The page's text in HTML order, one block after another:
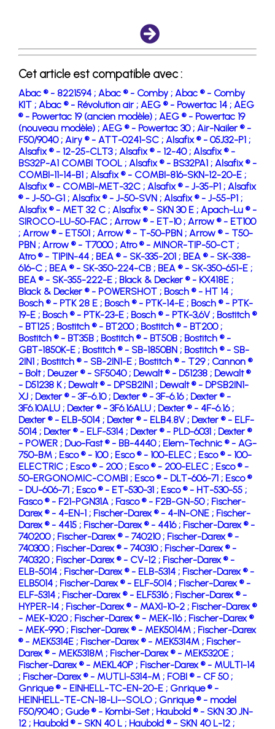
Cet article est compatible avec :
Abac ® - 8221594 ; Abac ® - Comby ; Abac ® - Comby
KIT ; Abac ® - Révolution air ; AEG ® - Powertac 14 ; AEG
® - Powertac 19 (ancien modèle) ; AEG ® - Powertac 19
(nouveau modèle) ; AEG ® - Powertac 30 ; Air-Nailer ® -
F50/9040 ; Airy ® - ATT-0241-SC ; Alsafix ® - 05J32-P1 ;
Alsafix ® - 12-25-CLT3 ; Alsafix ® - 12-40 ; Alsafix ® -
BS32P-A1 COMBI TOOL ; Alsafix ® - BS32PA1 ; Alsafix ® -
COMBI-11-14-B1 ; Alsafix ® - COMBI-816-SKN-12-20-E ;
Alsafix ® - COMBI-MET-32C ; Alsafix ® - J-35-P1 ; Alsafix
® - J-50-G1 ; Alsafix ® - J-50-SVN ; Alsafix ® - J-55-P1 ;
Alsafix ® - MET 32 C ; Alsafix ® - SKN 30 E ; Apach-Lu ® -
SIROCO-LU-50-FAC ; Arrow ® - ET-10 ; Arrow ® - ET100
; Arrow ® - ET501 ; Arrow ® - T-50-PBN ; Arrow ® - T50-
PBN ; Arrow ® - T7000 ; Atro ® - MINOR-TIP-50-CT ;
Atro ® - TIPIN-44 ; BEA ® - SK-335-201 ; BEA ® - SK-338-
616-C ; BEA ® - SK-350-224-CB ; BEA ® - SK-350-651-E ;
BEA ® - SK-355-222-E ; Black & Decker ® - KX418E ;
Black & Decker ® - POWERSHOT ; Bosch ® - HT 14 ;
Bosch ® - PTK 28 E ; Bosch ® - PTK-14-E ; Bosch ® - PTK-
19-E ; Bosch ® - PTK-23-E ; Bosch ® - PTK-3,6V ; Bostitch ®
- BT125 ; Bostitch ® - BT200 ; Bostitch ® - BT200 ;
Bostitch ® - BT35B ; Bostitch ® - BT50B ; Bostitch ® -
GBT-1850K-E ; Bostitch ® - SB-1850BN ; Bostitch ® - SB-
2IN1 ; Bostitch ® - SB-2IN1-E ; Bostitch ® - T29 ; Cannon ®
- Bolt ; Deuzer ® - SF5040 ; Dewalt ® - D51238 ; Dewalt ®
- D51238 K ; Dewalt ® - DPSB2IN1 ; Dewalt ® - DPSB2IN1-
XJ ; Dexter ® - 3F-6.10 ; Dexter ® - 3F-6.16 ; Dexter ® -
3F6.10ALU ; Dexter ® - 3F6.16ALU ; Dexter ® - 4F-6.16 ;
Dexter ® - ELB-5014 ; Dexter ® - ELB4.8V ; Dexter ® - ELF-
5014 ; Dexter ® - ELF-5314 ; Dexter ® - PLD-6031 ; Dexter ®
- POWER ; Duo-Fast ® - BB-4440 ; Elem-Technic ® - AG-
750-BM ; Esco ® - 100 ; Esco ® - 100-ELEC ; Esco ® - 100-
ELECTRIC ; Esco ® - 200 ; Esco ® - 200-ELEC ; Esco ® -
50-ERGONOMIC-COMBI ; Esco ® - DLT-606-71 ; Esco ®
- DU-606-71 ; Esco ® - ET-530-31 ; Esco ® - HT-530-55 ;
Fasco ® - F21-PGN31A ; Fasco ® - F2B-GN-50 ; Fischer-
Darex ® - 4-EN-1 ; Fischer-Darex ® - 4-IN-ONE ; Fischer-
Darex ® - 4415 ; Fischer-Darex ® - 4416 ; Fischer-Darex ® -
740200 ; Fischer-Darex ® - 740210 ; Fischer-Darex ® -
740300 ; Fischer-Darex ® - 740310 ; Fischer-Darex ® -
740320 ; Fischer-Darex ® - CV-12 ; Fischer-Darex ® -
ELB-5014 ; Fischer-Darex ® - ELB-5314 ; Fischer-Darex ® -
ELB5014 ; Fischer-Darex ® - ELF-5014 ; Fischer-Darex ® -
ELF-5314 ; Fischer-Darex ® - ELF5316 ; Fischer-Darex ® -
HYPER-14 ; Fischer-Darex ® - MAXI-10-2 ; Fischer-Darex ®
- MEK-1020 ; Fischer-Darex ® - MEK-116 ; Fischer-Darex ®
- MEK-990 ; Fischer-Darex ® - MEK5014M ; Fischer-Darex
® - MEK5314E ; Fischer-Darex ® - MEK5314M ; Fischer-
Darex ® - MEK5318M ; Fischer-Darex ® - MEK5320E ;
Fischer-Darex ® - MEKL40P ; Fischer-Darex ® - MULTI-14
; Fischer-Darex ® - MUTLI-5314-M ; FOBI ® - CF 50 ;
Gnrique ® - EINHELL-TC-EN-20-E ; Gnrique ® -
HEINHELL-TE-CN-18-LI--SOLO ; Gnrique ® - model
F50/9040 ; Gude ® - Kombi-Set ; Haubold ® - SKN 30 JN-
12 ; Haubold ® - SKN 40 L ; Haubold ® - SKN 40 L-12 ;